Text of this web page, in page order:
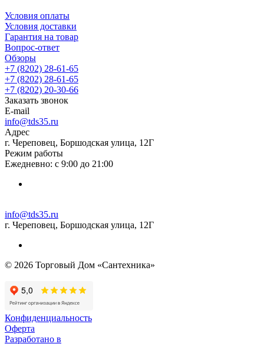
Условия оплаты
Условия доставки
Гарантия на товар
Вопрос-ответ
Обзоры
+7 (8202) 28‑61-65
+7 (8202) 28‑61-65
+7 (8202) 20‑30-66
Заказать звонок
E-mail
info@tds35.ru
Адрес
г. Череповец, Боршодская улица, 12Г
Режим работы
Ежедневно: с 9:00 до 21:00
info@tds35.ru
г. Череповец, Боршодская улица, 12Г
© 2026 Торговый Дом «Сантехника»
Конфиденциальность
Оферта
Разработано в